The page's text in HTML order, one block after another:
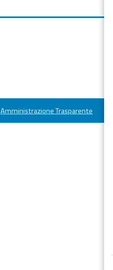
Amministrazione Trasparente